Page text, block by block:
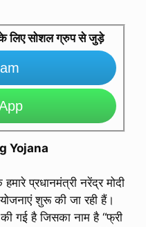
के लिए सोशल ग्रुप से जुड़े
Yojana
प्रधानमंत्री नरेंद्र मोदी
योजनाएं शुरू की जा रही हैं।
गई है जिसका नाम है “फ्री